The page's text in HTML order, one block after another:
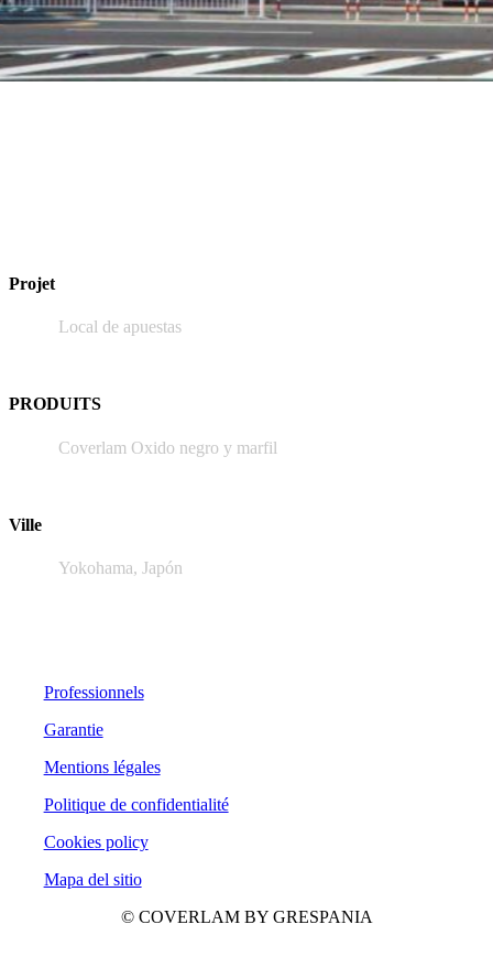
Projet
Local de apuestas
PRODUITS
Coverlam Oxido negro y marfil
Ville
Yokohama, Japón
Professionnels
Garantie
Mentions légales
Politique de confidentialité
Cookies policy
Mapa del sitio
© COVERLAM BY GRESPANIA